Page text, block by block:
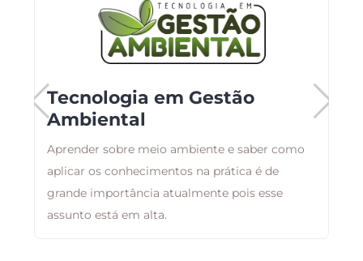
Tecnologia em Gestão
Ambiental
Aprender sobre meio ambiente e saber como
aplicar os conhecimentos na prática é de
grande importância atualmente pois esse
assunto está em alta.